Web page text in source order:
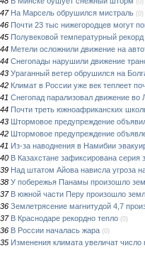
На Марсель обрушился мистраль (0)
Почти 23 тыс нижегородцев могут
Полувековой температурный
Метели осложнили движение на
Снегопады нарушили движение
Ураганный ветер обрушился на
Климат в России уже век теплеет
Снегопад парализовал движение во
Почти треть южноафриканских
Штормовое предупреждение
Штормовое предупреждение
Из-за наводнения в Намибии
В Казахстане зафиксирована серия
Над штатом Айова нависла угроза
У побережья Панамы произошло
В южной части Перу произошло
Землетрясение магнитудой 4,7
В Краснодаре рекордно тепло (0)
В России началась жара (0)
Изменения климата увеличат